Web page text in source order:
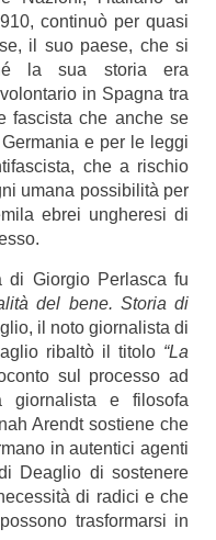
continuò per quasi
il suo paese, che si
la sua storia era
in Spagna tra
fascista che anche se
e per le leggi
che a rischio
umana possibilità per
ebrei ungheresi di
Giorgio Perlasca fu
del bene. Storia di
il noto giornalista di
ribaltò il titolo “La
sul processo ad
giornalista e filosofa
Arendt sostiene che
in autentici agenti
Deaglio di sostenere
di radici e che
trasformarsi in